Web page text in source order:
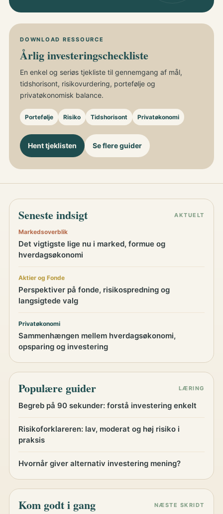
DOWNLOAD RESSOURCE
Årlig investeringscheckliste
En enkel og seriøs tjekliste til gennemgang af mål,
tidshorisont, risikovurdering, portefølje og
privatøkonomisk balance.
Portefølje Risiko Tidshorisont Privatøkonomi
Hent tjeklisten Se flere guider
Seneste indsigt AKTUELT
Markedsoverblik
Det vigtigste lige nu i marked, formue og
hverdagsøkonomi
Aktier og Fonde
Perspektiver på fonde, risikospredning og
langsigtede valg
Privatøkonomi
Sammenhængen mellem hverdagsøkonomi,
opsparing og investering
Populære guider LÆRING
Begreb på 90 sekunder: forstå investering enkelt
Risikoforklareren: lav, moderat og høj risiko i
praksis
Hvornår giver alternativ investering mening?
Kom godt i gang NÆSTE SKRIDT